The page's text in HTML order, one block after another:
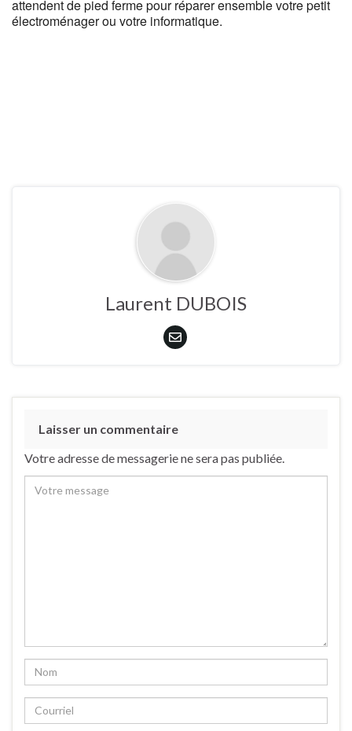
attendent de pied ferme pour réparer ensemble votre petit
électroménager ou votre informatique.
Laurent DUBOIS
Laisser un commentaire
Votre adresse de messagerie ne sera pas publiée.